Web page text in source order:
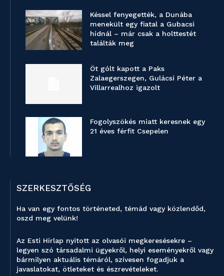
Késsel fenyegették, a Dunába
menekült egy fiatal a Gubacsi
hídnál – már csak a holttestét
találták meg
Öt gólt kapott a Paks
Zalaegerszegen, Gulácsi Péter a
Villarrealhoz igazolt
Fogolyszökés miatt keresnek egy
21 éves férfit Csepelen
SZERKESZTŐSÉG
Ha van egy fontos történeted, témád vagy közlendőd,
oszd meg velünk!
Az Esti Hírlap nyitott az olvasói megkeresésekre –
legyen szó társadalmi ügyekről, helyi eseményekről vagy
bármilyen aktuális témáról, szívesen fogadjuk a
javaslatokat, ötleteket és észrevételeket.